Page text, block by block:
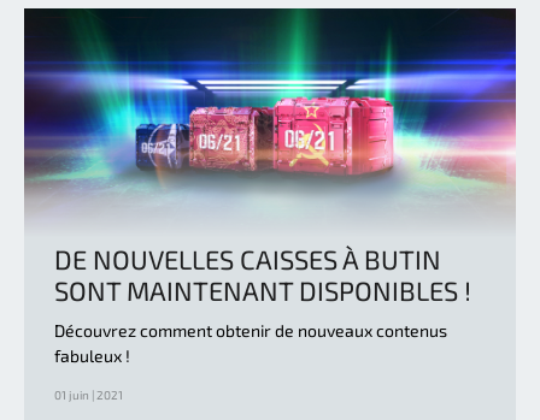
DE NOUVELLES CAISSES À BUTIN
SONT MAINTENANT DISPONIBLES !
Découvrez comment obtenir de nouveaux contenus
fabuleux !
01 juin | 2021